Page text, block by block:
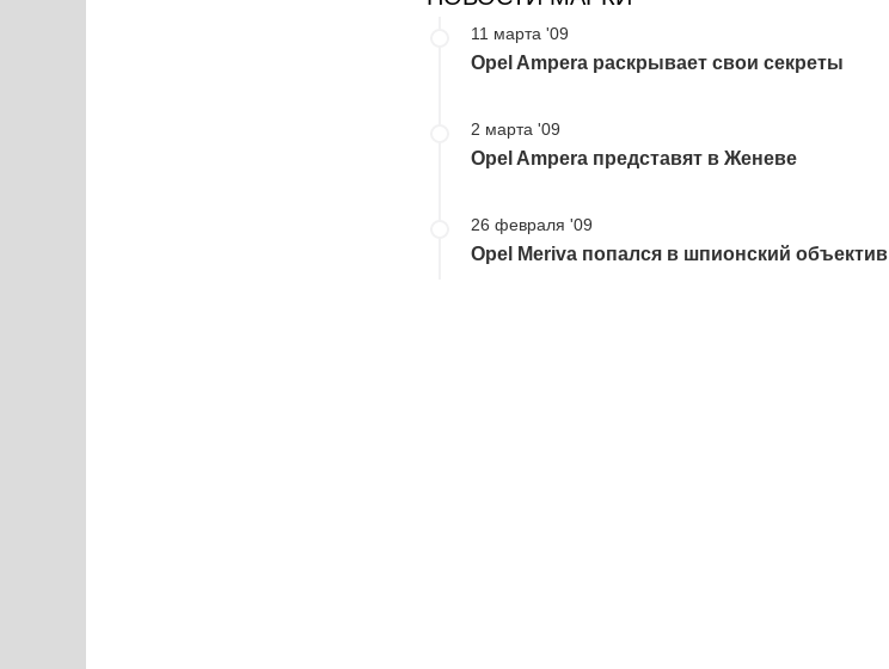
11 марта '09
Opel Ampera раскрывает свои секреты
2 марта '09
Opel Ampera представят в Женеве
26 февраля '09
Opel Meriva попался в шпионский объектив